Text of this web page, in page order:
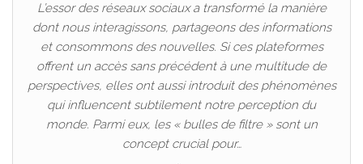
L’essor des réseaux sociaux a transformé la manière
dont nous interagissons, partageons des informations
et consommons des nouvelles. Si ces plateformes
offrent un accès sans précédent à une multitude de
perspectives, elles ont aussi introduit des phénomènes
qui influencent subtilement notre perception du
monde. Parmi eux, les « bulles de filtre » sont un
concept crucial pour…